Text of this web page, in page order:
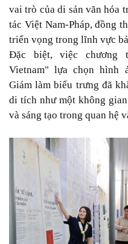
vai trò của di sản văn hóa
tác Việt Nam-Pháp, đồng
triển vọng trong lĩnh vực
Đặc biệt, việc chương
Vietnam" lựa chọn hình
Giám làm biểu trưng đã
di tích như một không
và sáng tạo trong quan hệ